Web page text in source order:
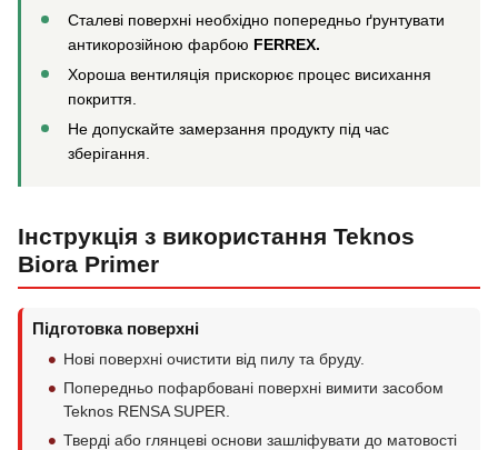
Сталеві поверхні необхідно попередньо ґрунтувати
антикорозійною фарбою FERREX.
Хороша вентиляція прискорює процес висихання
покриття.
Не допускайте замерзання продукту під час
зберігання.
Інструкція з використання Teknos
Biora Primer
Підготовка поверхні
Нові поверхні очистити від пилу та бруду.
Попередньо пофарбовані поверхні вимити засобом
Teknos RENSA SUPER.
Тверді або глянцеві основи зашліфувати до матовості